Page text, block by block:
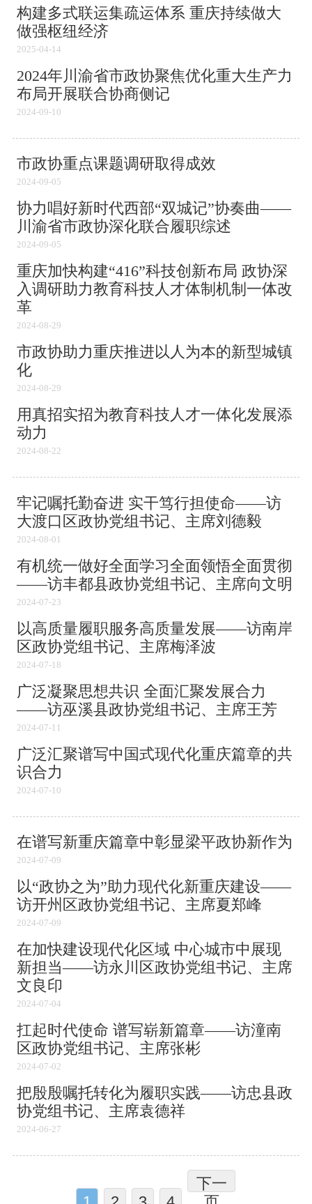
构建多式联运集疏运体系 重庆持续做大
做强枢纽经济
2025-04-14
2024年川渝省市政协聚焦优化重大生产力
布局开展联合协商侧记
2024-09-10
市政协重点课题调研取得成效
2024-09-05
协力唱好新时代西部“双城记”协奏曲——
川渝省市政协深化联合履职综述
2024-09-05
重庆加快构建“416”科技创新布局 政协深
入调研助力教育科技人才体制机制一体改
革
2024-08-29
市政协助力重庆推进以人为本的新型城镇
化
2024-08-29
用真招实招为教育科技人才一体化发展添
动力
2024-08-22
牢记嘱托勤奋进 实干笃行担使命——访
大渡口区政协党组书记、主席刘德毅
2024-08-01
有机统一做好全面学习全面领悟全面贯彻
——访丰都县政协党组书记、主席向文明
2024-07-23
以高质量履职服务高质量发展——访南岸
区政协党组书记、主席梅泽波
2024-07-18
广泛凝聚思想共识 全面汇聚发展合力
——访巫溪县政协党组书记、主席王芳
2024-07-11
广泛汇聚谱写中国式现代化重庆篇章的共
识合力
2024-07-10
在谱写新重庆篇章中彰显梁平政协新作为
2024-07-09
以“政协之为”助力现代化新重庆建设——
访开州区政协党组书记、主席夏郑峰
2024-07-09
在加快建设现代化区域 中心城市中展现
新担当——访永川区政协党组书记、主席
文良印
2024-07-04
扛起时代使命 谱写崭新篇章——访潼南
区政协党组书记、主席张彬
2024-07-02
把殷殷嘱托转化为履职实践——访忠县政
协党组书记、主席袁德祥
2024-06-27
下一